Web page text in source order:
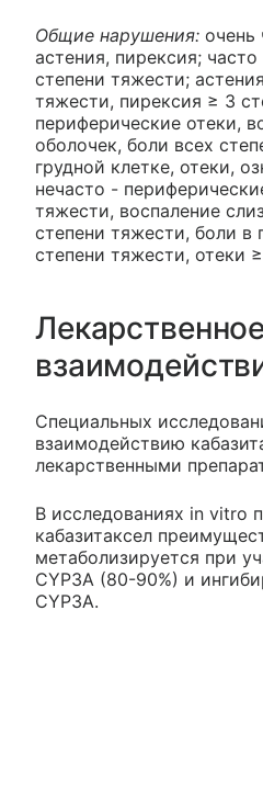
Общие нарушения: очень
астения, пирексия;
степени тяжести;
тяжести, пирексия ≥ 3
периферические отеки,
оболочек, боли всех
грудной клетке, отеки,
нечасто -
тяжести, воспаление
степени тяжести, боли в
степени тяжести, отеки
Специальных
взаимодействию
лекарственными
В исследованиях in vitro
кабазитаксел
метаболизируется при
CYP3A (80-90%) и
CYP3A.